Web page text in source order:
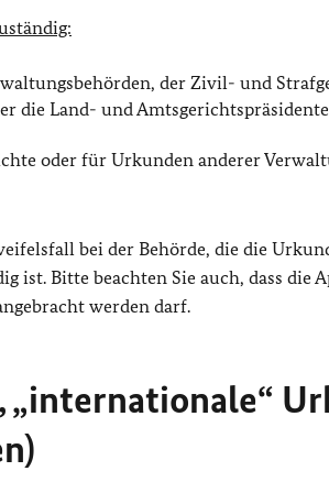
der Zivil- und
die Land- und
oder für Urkunden anderer
bei der Behörde, die die
ist. Bitte beachten Sie auch, dass die
werden darf.
„internationale“